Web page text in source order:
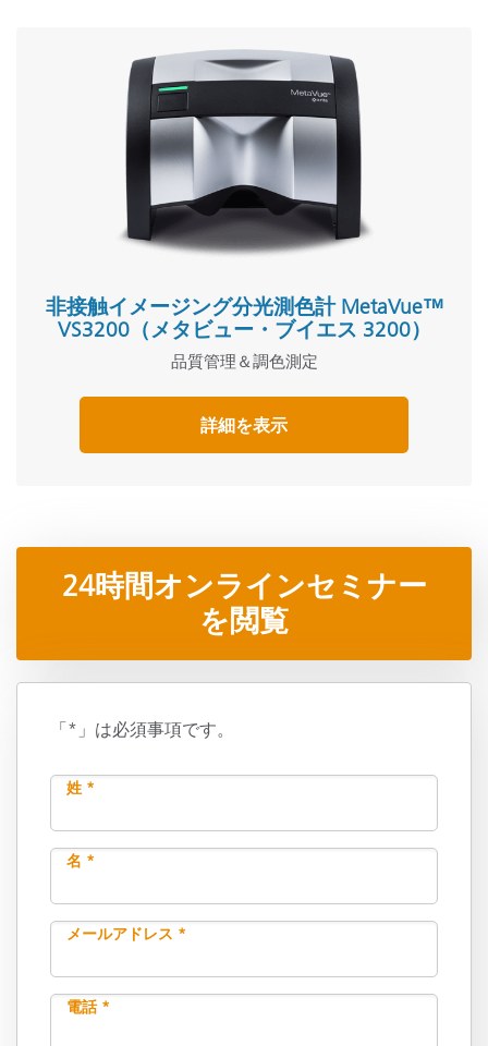
非接触イメージング分光測色計 MetaVue™
VS3200（メタビュー・ブイエス 3200）
品質管理＆調色測定
詳細を表示
24時間オンラインセミナー
を閲覧
「*」は必須事項です。
姓 *
名 *
メールアドレス *
電話 *